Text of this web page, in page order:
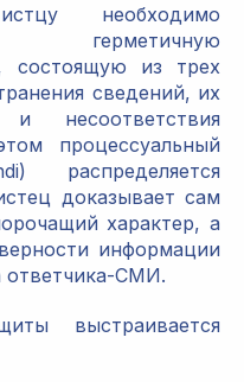
необходимо
состоящую из трех
сведений, их
и несоответствия
процессуальный
распределяется
доказывает сам
характер, а
информации
ответчика-СМИ.
выстраивается